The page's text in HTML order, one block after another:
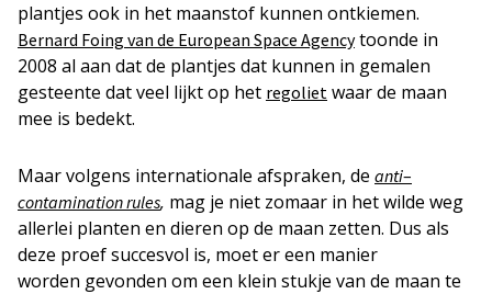
plantjes ook in het maanstof kunnen ontkiemen.
Bernard Foing van de European Space Agencytoonde in
2008 al aan dat de plantjes dat kunnen in gemalen
gesteente dat veel lijkt op het regoliet waar de maan
mee is bedekt.
Maar volgens internationale afspraken, de anti–
contamination rules, mag je niet zomaar in het wilde weg
allerlei planten en dieren op de maan zetten. Dus als
deze proef succesvol is, moet er een manier
worden gevonden om een klein stukje van de maan te